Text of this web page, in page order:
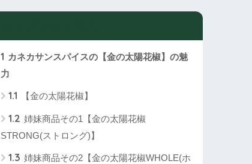
1 カネカサンスパイスの【金の太陽花椒】の魅
力
1.1 【金の太陽花椒】
1.2 姉妹商品その1【金の太陽花椒
STRONG(ストロング)】
1.3 姉妹商品その2【金の太陽花椒WHOLE(ホ